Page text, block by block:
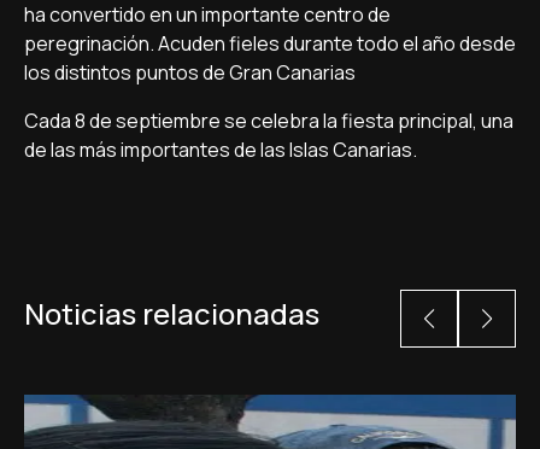
ha convertido en un importante centro de
peregrinación. Acuden fieles durante todo el año desde
los distintos puntos de Gran Canarias
Cada 8 de septiembre se celebra la fiesta principal, una
de las más importantes de las Islas Canarias.
Noticias relacionadas